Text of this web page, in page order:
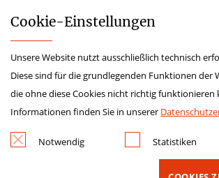
Impressum
Datenschutz
Kontakt
Hinweisgeberschutzgesetz
Cookie-­Einstellungen
Unsere Website nutzt ausschließlich technisch
Diese sind für die grundlegenden Funktionen der
die ohne diese Cookies nicht richtig funktionieren
Informationen finden Sie in unserer
Notwendig Statistiken